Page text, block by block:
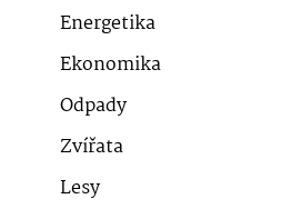
Energetika
Ekonomika
Odpady
Zvířata
Lesy